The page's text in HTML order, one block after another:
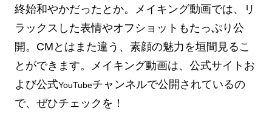
終始和やかだったとか。メイキング動画では、リ
ラックスした表情やオフショットもたっぷり公
開。CMとはまた違う、素顔の魅力を垣間見るこ
とができます。メイキング動画は、公式サイトお
よび公式YouTubeチャンネルで公開されているの
で、ぜひチェックを！